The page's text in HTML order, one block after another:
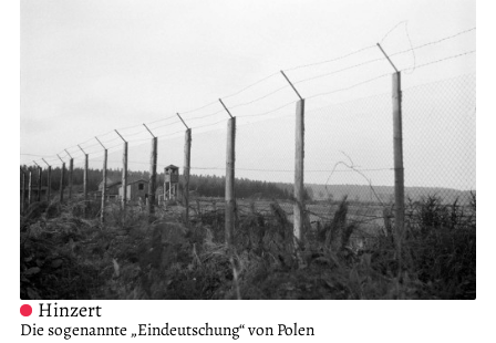
Hinzert
Die sogenannte „Eindeutschung“ von Polen